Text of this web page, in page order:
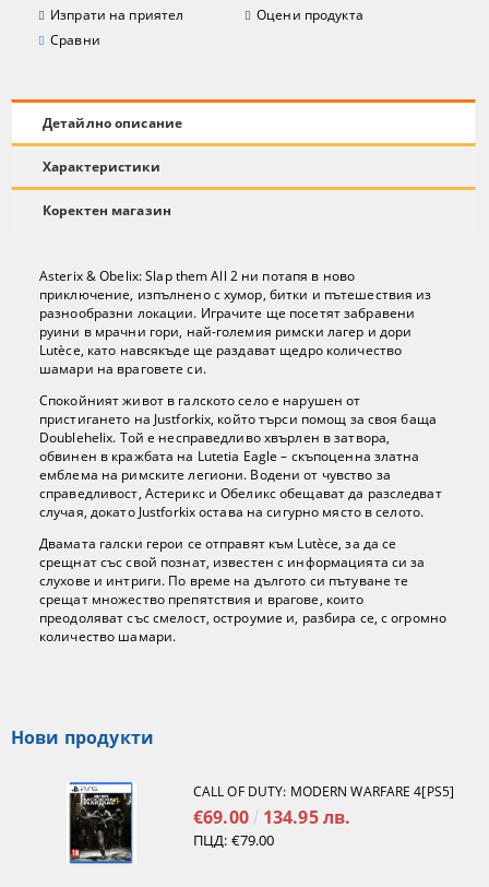
Изпрати на приятел
Оцени продукта
Сравни
Детайлно описание
Характеристики
Коректен магазин
Asterix & Obelix: Slap them All 2 ни потапя в ново
приключение, изпълнено с хумор, битки и пътешествия из
разнообразни локации. Играчите ще посетят забравени
руини в мрачни гори, най-големия римски лагер и дори
Lutèce, като навсякъде ще раздават щедро количество
шамари на враговете си.
Спокойният живот в галското село е нарушен от
пристигането на Justforkix, който търси помощ за своя баща
Doublehelix. Той е несправедливо хвърлен в затвора,
обвинен в кражбата на Lutetia Eagle – скъпоценна златна
емблема на римските легиони. Водени от чувство за
справедливост, Астерикс и Обеликс обещават да разследват
случая, докато Justforkix остава на сигурно място в селото.
Двамата галски герои се отправят към Lutèce, за да се
срещнат със свой познат, известен с информацията си за
слухове и интриги. По време на дългото си пътуване те
срещат множество препятствия и врагове, които
преодоляват със смелост, остроумие и, разбира се, с огромно
количество шамари.
Нови продукти
CALL OF DUTY: MODERN WARFARE 4[PS5]
€69.00 134.95 лв.
ПЦД: €79.00